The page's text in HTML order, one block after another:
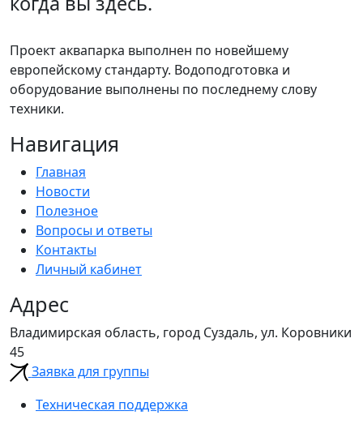
Проект аквапарка выполнен по новейшему
европейскому стандарту. Водоподготовка и
оборудование выполнены по последнему слову
техники.
Навигация
Главная
Новости
Полезное
Вопросы и ответы
Контакты
Личный кабинет
Адрес
Владимирская область, город Суздаль, ул. Коровники
45
Заявка для группы
Техническая поддержка